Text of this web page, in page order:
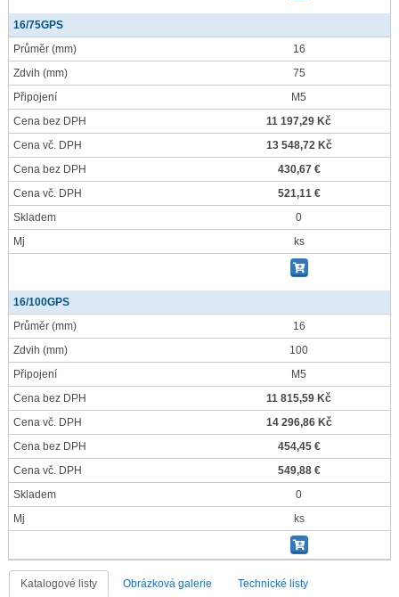
16/75GPS
Průměr (mm)
16
Zdvih (mm)
75
Připojení
M5
Cena bez DPH
11 197,29 Kč
Cena vč. DPH
13 548,72 Kč
Cena bez DPH
430,67 €
Cena vč. DPH
521,11 €
Skladem
0
Mj
ks
16/100GPS
Průměr (mm)
16
Zdvih (mm)
100
Připojení
M5
Cena bez DPH
11 815,59 Kč
Cena vč. DPH
14 296,86 Kč
Cena bez DPH
454,45 €
Cena vč. DPH
549,88 €
Skladem
0
Mj
ks
Katalogové listy Obrázková galerie Technické listy